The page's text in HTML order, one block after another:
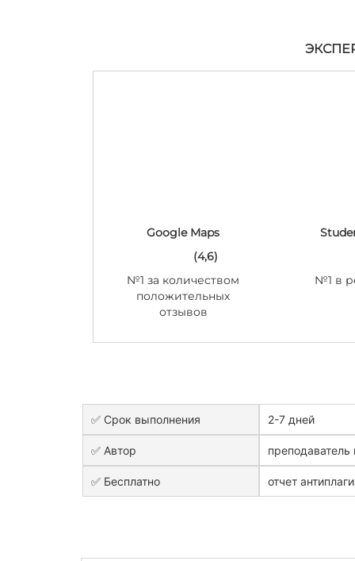
Google Maps
(4,6)
№1 за количеством
положительных
отзывов
№1 в
✅ Срок выполнения 2-7 дней
✅ Автор преподаватель
✅ Бесплатно отчет